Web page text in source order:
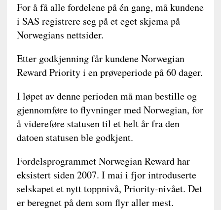
For å få alle fordelene på én gang, må kundene
i SAS registrere seg på et eget skjema på
Norwegians nettsider.
Etter godkjenning får kundene Norwegian
Reward Priority i en prøveperiode på 60 dager.
I løpet av denne perioden må man bestille og
gjennomføre to flyvninger med Norwegian, for
å videreføre statusen til et helt år fra den
datoen statusen ble godkjent.
Fordelsprogrammet Norwegian Reward har
eksistert siden 2007. I mai i fjor introduserte
selskapet et nytt toppnivå, Priority-nivået. Det
er beregnet på dem som flyr aller mest.